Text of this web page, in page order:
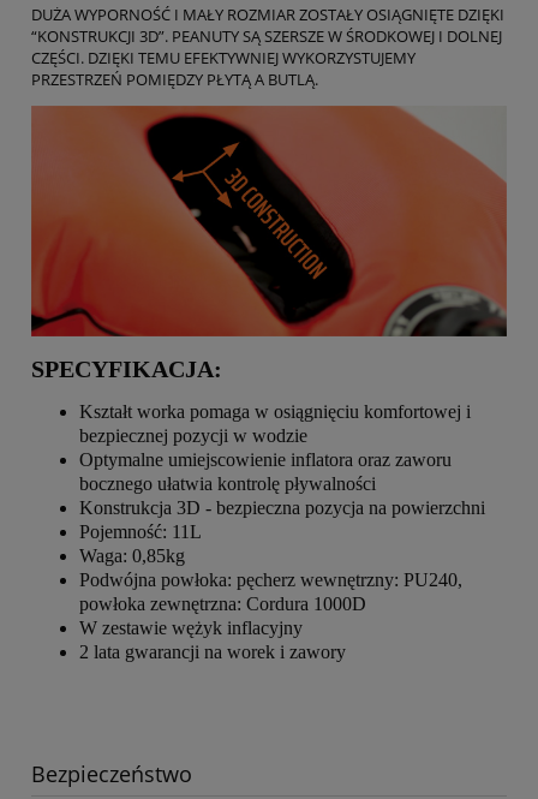
DUŻA WYPORNOŚĆ I MAŁY ROZMIAR ZOSTAŁY OSIĄGNIĘTE DZIĘKI
“KONSTRUKCJI 3D”. PEANUTY SĄ SZERSZE W ŚRODKOWEJ I DOLNEJ
CZĘŚCI. DZIĘKI TEMU EFEKTYWNIEJ WYKORZYSTUJEMY
PRZESTRZEŃ POMIĘDZY PŁYTĄ A BUTLĄ.
SPECYFIKACJA:
Kształt worka pomaga w osiągnięciu komfortowej i
bezpiecznej pozycji w wodzie
Optymalne umiejscowienie inflatora oraz zaworu
bocznego ułatwia kontrolę pływalności
Konstrukcja 3D - bezpieczna pozycja na powierzchni
Pojemność: 11L
Waga: 0,85kg
Podwójna powłoka: pęcherz wewnętrzny: PU240,
powłoka zewnętrzna: Cordura 1000D
W zestawie wężyk inflacyjny
2 lata gwarancji na worek i zawory
Bezpieczeństwo